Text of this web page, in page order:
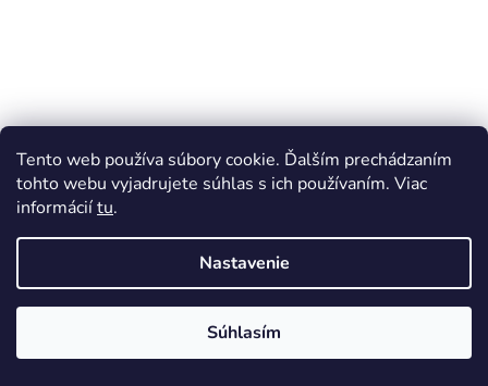
Tento web používa súbory cookie. Ďalším prechádzaním
tohto webu vyjadrujete súhlas s ich používaním. Viac
informáciítu.
Nastavenie
Súhlasím